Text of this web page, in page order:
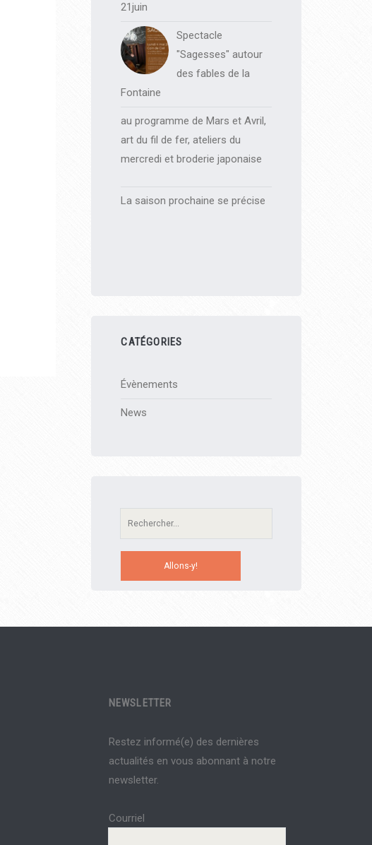
21juin
Spectacle
"Sagesses" autour
des fables de la
Fontaine
au programme de Mars et Avril,
art du fil de fer, ateliers du
mercredi et broderie japonaise
La saison prochaine se précise
CATÉGORIES
Évènements
News
Recherche:
NEWSLETTER
Restez informé(e) des dernières
actualités en vous abonnant à notre
newsletter.
Courriel